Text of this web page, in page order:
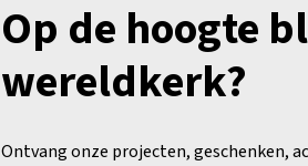
Op de hoogte
wereldkerk?
Ontvang onze projecten, geschenken,